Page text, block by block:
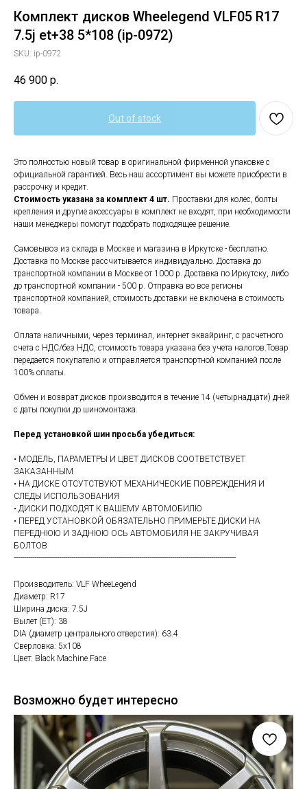
Комплект дисков Wheelegend VLF05 R17
7.5j et+38 5*108 (ip-0972)
SKU: ip-0972
46 900 р.
Out of stock
Это полностью новый товар в оригинальной фирменной упаковке с
официальной гарантией. Весь наш ассортимент вы можете приобрести в
рассрочку и кредит.
Стоимость указана за комплект 4 шт. Проставки для колес, болты
крепления и другие аксессуары в комплект не входят, при необходимости
наши менеджеры помогут подобрать подходящее решение.
Самовывоз из склада в Москве и магазина в Иркутске - бесплатно.
Доставка по Москве рассчитывается индивидуально. Доставка до
транспортной компании в Москве от 1000 р. Доставка по Иркутску, либо
до транспортной компании - 500 р. Отправка во все регионы
транспортной компанией, стоимость доставки не включена в стоимость
товара.
Оплата наличными, через терминал, интернет эквайринг, с расчетного
счета с НДС/без НДС, стоимость товара указана без учета налогов.Товар
передается покупателю и отправляется транспортной компанией после
100% оплаты.
Обмен и возврат дисков производится в течение 14 (четырнадцати) дней
с даты покупки до шиномонтажа.
Перед установкой шин просьба убедиться:
• МОДЕЛЬ, ПАРАМЕТРЫ И ЦВЕТ ДИСКОВ СООТВЕТСТВУЕТ
ЗАКАЗАННЫМ
• НА ДИСКЕ ОТСУТСТВУЮТ МЕХАНИЧЕСКИЕ ПОВРЕЖДЕНИЯ И
СЛЕДЫ ИСПОЛЬЗОВАНИЯ
• ДИСКИ ПОДХОДЯТ К ВАШЕМУ АВТОМОБИЛЮ
• ПЕРЕД УСТАНОВКОЙ ОБЯЗАТЕЛЬНО ПРИМЕРЬТЕ ДИСКИ НА
ПЕРЕДНЮЮ И ЗАДНЮЮ ОСЬ АВТОМОБИЛЯ НЕ ЗАКРУЧИВАЯ
БОЛТОВ
------------------------------------------------------------------------------------------------------------
Производитель: VLF WheeLegend
Диаметр: R17
Ширина диска: 7.5J
Вылет (ET): 38
DIA (диаметр центрального отверстия): 63.4
Сверловка: 5х108
Цвет: Black Machine Face
Возможно будет интересно